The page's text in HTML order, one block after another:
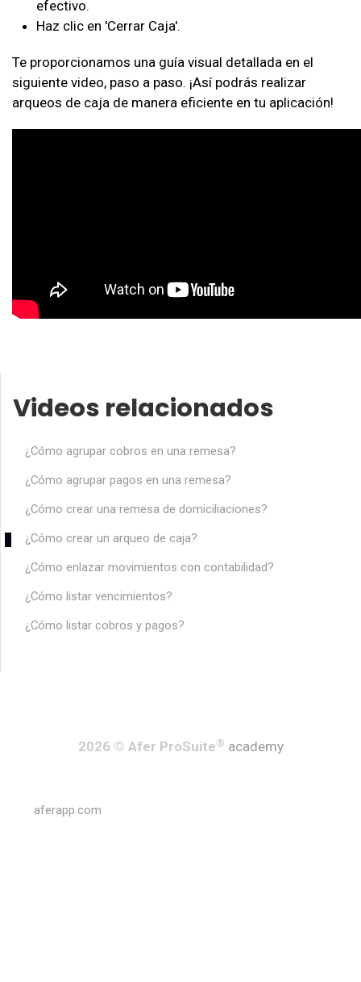
efectivo.
Haz clic en 'Cerrar Caja'.
Te proporcionamos una guía visual detallada en el
siguiente video, paso a paso. ¡Así podrás realizar
arqueos de caja de manera eficiente en tu aplicación!
Videos relacionados
¿Cómo agrupar cobros en una remesa?
¿Cómo agrupar pagos en una remesa?
¿Cómo crear una remesa de domiciliaciones?
¿Cómo crear un arqueo de caja?
¿Cómo enlazar movimientos con contabilidad?
¿Cómo listar vencimientos?
¿Cómo listar cobros y pagos?
2026 © Afer ProSuite® academy
aferapp.com